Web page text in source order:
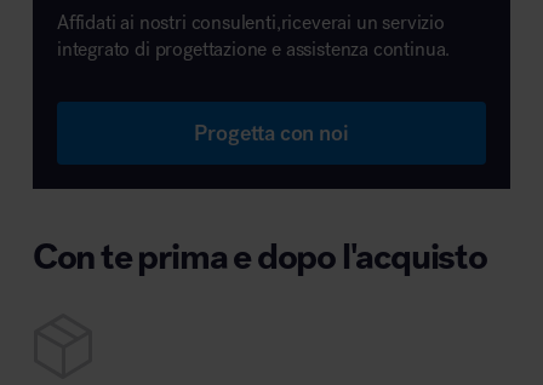
Affidati ai nostri consulenti,riceverai un servizio
integrato di progettazione e assistenza continua.
Progetta con noi
Con te prima e dopo l'acquisto